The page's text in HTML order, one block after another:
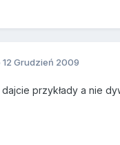
12 Grudzień 2009
przykłady a nie